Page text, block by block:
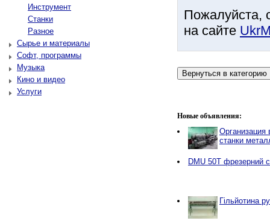
Инструмент
Станки
Разное
Сырье и материалы
Софт, программы
Музыка
Кино и видео
Услуги
Пожалуйста,
на сайте
Новые объявления:
Организация
станки
DMU 50T фрезерний
Гільйотина